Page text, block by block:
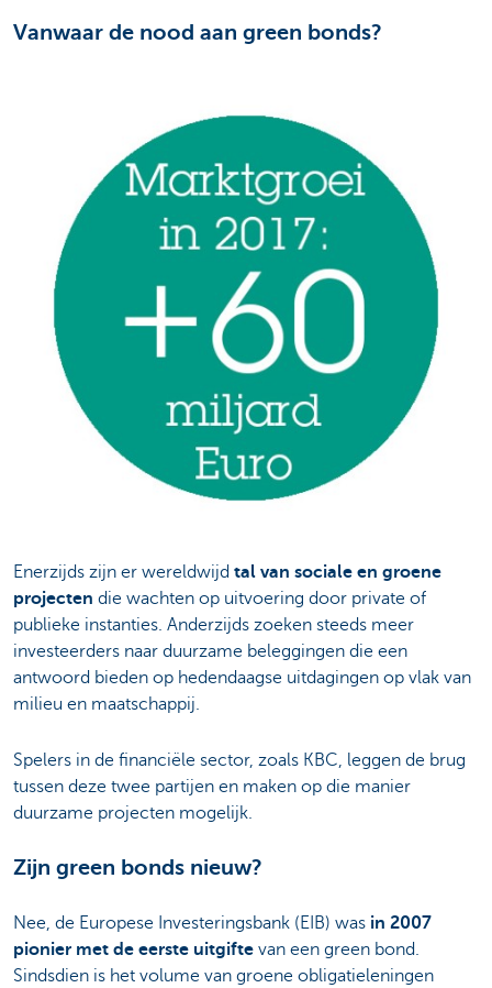
Vanwaar de nood aan green bonds?
Enerzijds zijn er wereldwijd tal van sociale en groene
projecten die wachten op uitvoering door private of
publieke instanties. Anderzijds zoeken steeds meer
investeerders naar duurzame beleggingen die een
antwoord bieden op hedendaagse uitdagingen op vlak van
milieu en maatschappij.
Spelers in de financiële sector, zoals KBC, leggen de brug
tussen deze twee partijen en maken op die manier
duurzame projecten mogelijk.
Zijn green bonds nieuw?
Nee, de Europese Investeringsbank (EIB) was in 2007
pionier met de eerste uitgifte van een green bond.
Sindsdien is het volume van groene obligatieleningen